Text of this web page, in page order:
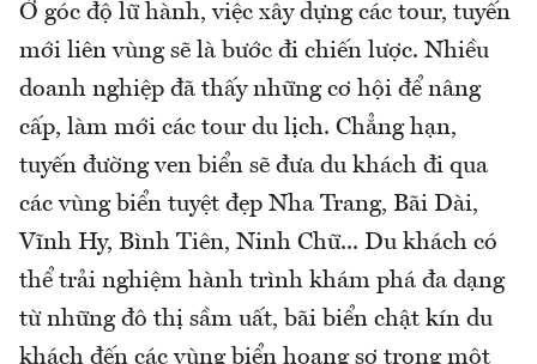
Ở góc độ lữ hành, việc xây dựng các tour, tuyến
mới liên vùng sẽ là bước đi chiến lược. Nhiều
doanh nghiệp đã thấy những cơ hội để nâng
cấp, làm mới các tour du lịch. Chẳng hạn,
tuyến đường ven biển sẽ đưa du khách đi qua
các vùng biển tuyệt đẹp Nha Trang, Bãi Dài,
Vĩnh Hy, Bình Tiên, Ninh Chữ... Du khách có
thể trải nghiệm hành trình khám phá đa dạng
từ những đô thị sầm uất, bãi biển chật kín du
khách đến các vùng biển hoang sơ trong một